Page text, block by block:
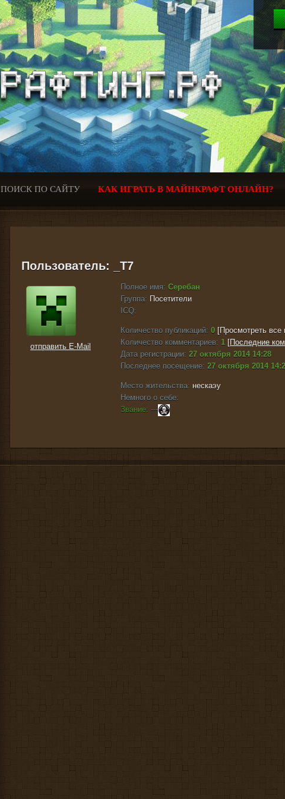
ПОИСК ПО САЙТУ КАК ИГРАТЬ В МАЙНКРАФТ ОНЛАЙН?
Пользователь: _T7
отправить E-Mail
Полное имя: Серебан
Группа: Посетители
ICQ:
Количество публикаций: 0 [Просмотреть все
Количество комментариев: 1 [Последние
Дата регистрации: 27 октября 2014 14:28
Последнее посещение: 27 октября 2014
Место жительства: нескаэу
Немного о себе:
Звание: ---